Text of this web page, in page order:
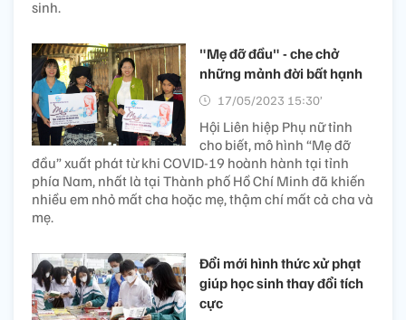
sinh.
"Mẹ đỡ đầu" - che chở
những mảnh đời bất hạnh
17/05/2023 15:30’
Hội Liên hiệp Phụ nữ tỉnh
cho biết, mô hình “Mẹ đỡ
đầu” xuất phát từ khi COVID-19 hoành hành tại tỉnh
phía Nam, nhất là tại Thành phố Hồ Chí Minh đã khiến
nhiều em nhỏ mất cha hoặc mẹ, thậm chí mất cả cha và
mẹ.
Đổi mới hình thức xử phạt
giúp học sinh thay đổi tích
cực